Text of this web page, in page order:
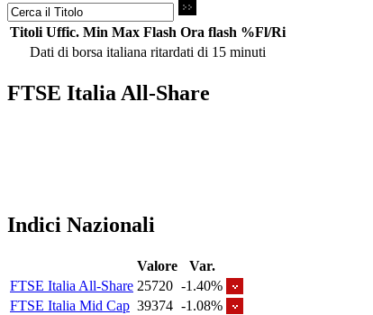
Titoli Uffic. Min Max Flash Ora flash %Fl/Ri
Dati di borsa italiana ritardati di 15 minuti
FTSE Italia All-Share
Indici Nazionali
Valore
Var.
FTSE Italia All-Share 25720 -1.40%
FTSE Italia Mid Cap 39374 -1.08%